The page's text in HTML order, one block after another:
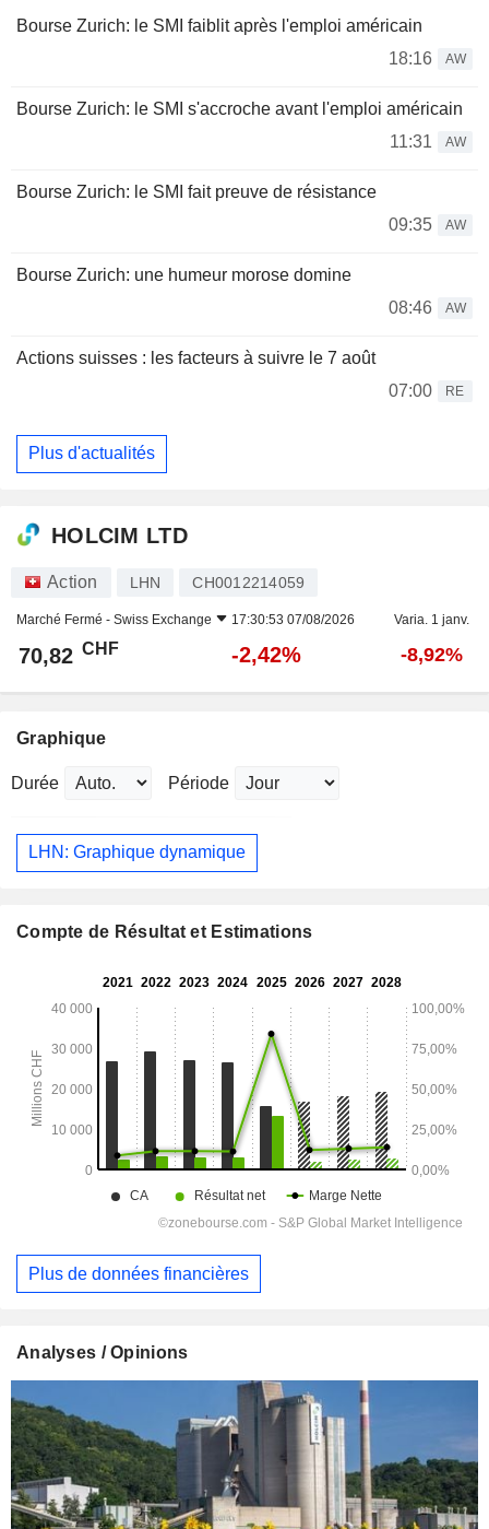
Bourse Zurich: le SMI faiblit après l'emploi américain
18:16
AW
Bourse Zurich: le SMI s'accroche avant l'emploi américain
11:31
AW
Bourse Zurich: le SMI fait preuve de résistance
09:35
AW
Bourse Zurich: une humeur morose domine
08:46
AW
Actions suisses : les facteurs à suivre le 7 août
07:00
RE
Plus d'actualités
HOLCIM LTD
Action LHN CH0012214059
Marché Fermé - Swiss Exchange 17:30:53 07/08/2026 Varia. 1 janv.
70,82 CHF -2,42% -8,92%
Graphique
Durée Période
LHN: Graphique dynamique
Compte de Résultat et Estimations
Plus de données financières
Analyses / Opinions